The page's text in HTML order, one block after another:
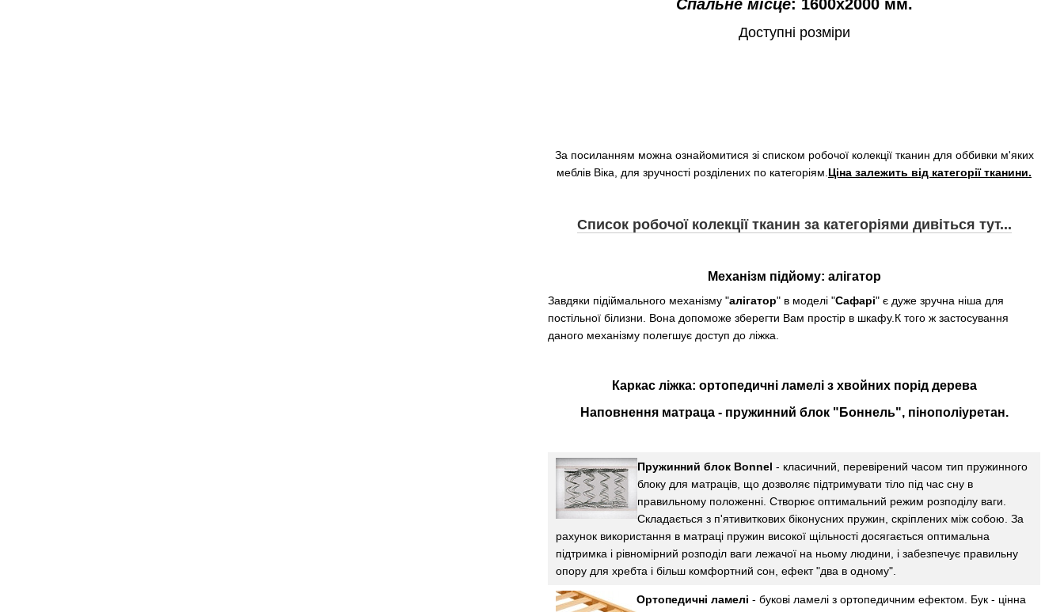
Спальне місце: 1600x2000 мм.
Доступні розміри
За посиланням можна ознайомитися зі списком робочої колекції тканин для оббивки м'яких
меблів Віка, для зручності розділених по категоріям.Ціна залежить від категорії тканини.
Список робочої колекції тканин за категоріями дивіться тут...
Механізм підйому: алігатор
Завдяки підіймального механізму "алігатор" в моделі "Сафарі" є дуже зручна ніша для
постільної білизни. Вона допоможе зберегти Вам простір в шкафу.К того ж застосування
даного механізму полегшує доступ до ліжка.
Каркас ліжка: ортопедичні ламелі з хвойних порід дерева
Наповнення матраца - пружинний блок " Боннель", пінополіуретан.
Пружинний блок Bonnel - класичний, перевірений часом тип пружинного
блоку для матраців, що дозволяє підтримувати тіло під час сну в
правильному положенні. Створює оптимальний режим розподілу ваги.
Складається з п'ятивиткових біконусних пружин, скріплених між собою. За
рахунок використання в матраці пружин високої щільності досягається оптимальна
підтримка і рівномірний розподіл ваги лежачої на ньому людини, і забезпечує правильну
опору для хребта і більш комфортний сон, ефект "два в одному".
Ортопедичні ламелі - букові ламелі з ортопедичним ефектом. Бук - цінна